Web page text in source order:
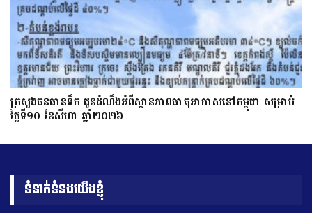
ក្រសួងធនធានទឹក ជូនដំណឹងអំពីស្ថានភាពធាតុអាកាសនៅកម្ពុជា សម្រាប់
ថ្ងៃទី១០ ខែសីហា ឆ្នាំ២០២៦
ទំនាក់ទំនងយើងខ្ញុំ